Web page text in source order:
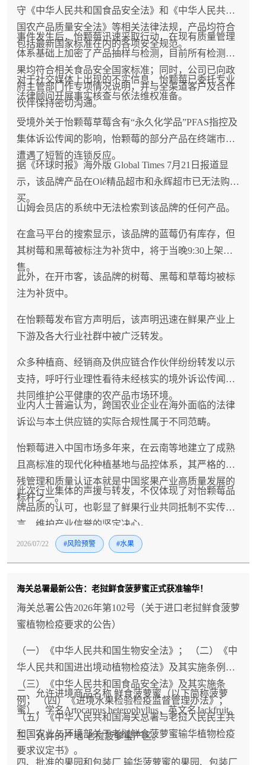
守《中华人民共和国食品安全法》和《中华人民共和
国农产品质量安全法》等相关法律法规，产品均符合
包括最新国家标准在内的各项安全规范。
事件发生后，怡颗莓迅速采取行动，在现有质量管理
体系基础上加密了产品抽样与检测，目前所有检测结
果均符合相关食品安全国家标准；同时，公司已向政
府主管部门作专项情况说明，并与全渠道客户及合作
伙伴保持密切沟通。
对于社交媒体上出现的不实信息，怡颗莓已委托专业
法律顾问开展事实核查与依法维权准备。
受境外关于怡颗莓草莓含有“永久化学品”PFAS指控及
集体诉讼传闻的影响，怡颗莓的部分产品在终端市场
遭遇了短暂的连锁反应。
据《环球时报》海外版 Global Times 7月21日报道显
示，该品牌产品在Olé精品超市和永辉超市已无法购
买。
山姆会员店的系统中无法检索到该品牌的任何产品。
在盒马平台的搜索显示，该品牌的蓝莓仍有库存，但
其树莓和黑莓被标注为补货中，将于当晚9:30上架销
售。
此外，在开市客，该品牌的树莓、黑莓和草莓均被标
注为补货中。
在怡颗莓发布官方声明后，该声明迅速在鲜果产业上
下游及各大行业社群中被广泛转发。
众多种植商、经销商及供应链合作伙伴纷纷转发以示
支持，呼吁行业理性看待未经核实的境外诉讼传闻，
共同维护公平健康的农产品市场环境。
业内人士普遍认为，跨国农业企业在海外面临的法律
诉讼与本土供应链的实际合规性属于不同范畴。
怡颗莓进入中国市场多年来，在云南等地建立了成熟
且高标准的现代化种植基地与品控体系，其严格的农
残管理和质量认证本就是中国浆果产业高质量发展的
标杆之一。
此次行业集体的声援与转发，不仅体现了对怡颗莓品
牌品质的认可，也彰显了鲜果行业共同抵制不实传
言、维护产业信誉的坚定决心。
2026/07/22 #风险预警 #水果
海关总署最新公告：老挝鲜食菠萝蜜正式获准输华！
海关总署公告2026年第102号（关于进口老挝鲜食菠萝
蜜植物检疫要求的公告）
（一）《中华人民共和国生物安全法》； （二）《中
华人民共和国进出境动植物检疫法》及其实施条例；
（三）《中华人民共和国食品安全法》及其实施条
例； （四）《进境水果检验检疫监督管理办法》；
（五）《中华人民共和国海关总署与老挝人民民主共
和国农业与环境部关于老挝鲜食菠萝蜜输华植物检疫
要求议定书》。
二、允许进境商品名称 鲜食菠萝蜜（以下简称菠萝
蜜），学名Artocarpus heterophyllus，英文名Jackfruit。
三、允许的产地 老挝菠萝蜜产区。
四、批准的果园和包装厂 输华菠萝蜜的果园、包装厂